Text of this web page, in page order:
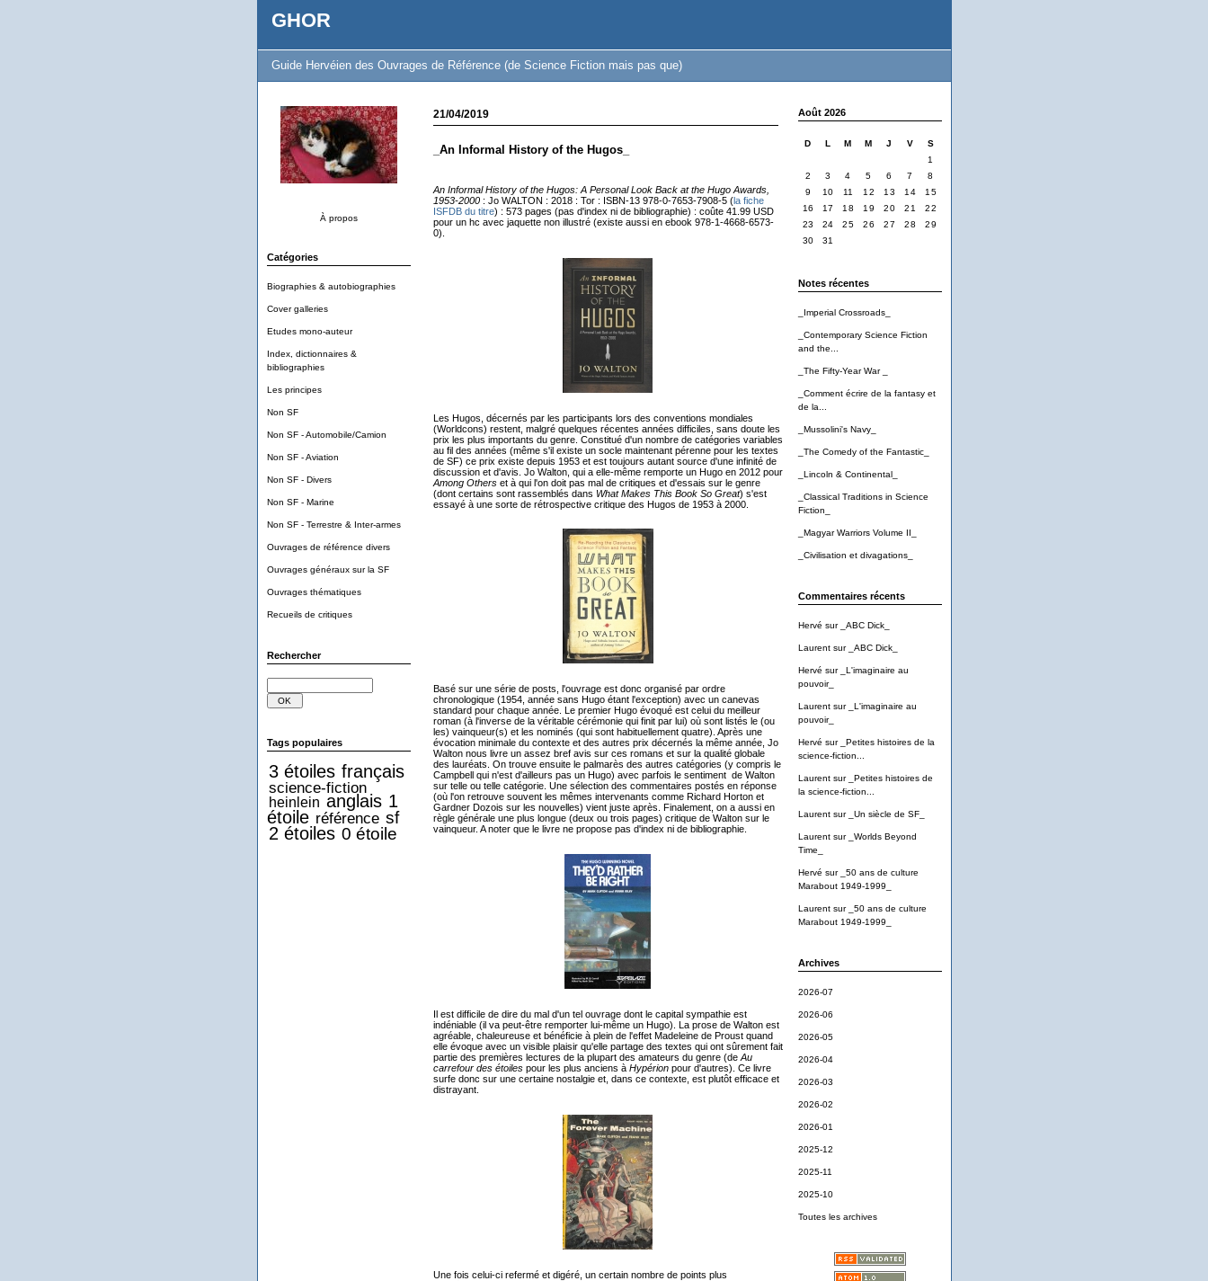
GHOR
Guide Hervéien des Ouvrages de Référence (de Science Fiction mais pas que)
À propos
Catégories
Biographies & autobiographies
Cover galleries
Etudes mono-auteur
Index, dictionnaires &
bibliographies
Les principes
Non SF
Non SF - Automobile/Camion
Non SF - Aviation
Non SF - Divers
Non SF - Marine
Non SF - Terrestre & Inter-armes
Ouvrages de référence divers
Ouvrages généraux sur la SF
Ouvrages thématiques
Recueils de critiques
Rechercher
Tags populaires
3 étoiles français
science-fiction
heinlein anglais 1
étoile référence sf
2 étoiles 0 étoile
Août 2026
D L M M J V
S
1
2
3 4 5 6 7
8
9
10 11 12 13 14
15
16
17 18 19 20 21
22
23
24 25 26 27 28
29
30
31
Notes récentes
_Imperial Crossroads_
_Contemporary Science Fiction
and the...
_The Fifty-Year War _
_Comment écrire de la fantasy et
de la...
_Mussolini's Navy_
_The Comedy of the Fantastic_
_Lincoln & Continental_
_Classical Traditions in Science
Fiction_
_Magyar Warriors Volume II_
_Civilisation et divagations_
Commentaires récents
Hervé sur _ABC Dick_
Laurentsur _ABC Dick_
Hervé sur
_L'imaginaire au
pouvoir_
Laurentsur
_L'imaginaire au
pouvoir_
Hervé sur
_Petites histoires de la
science-fiction...
Laurentsur
_Petites histoires de
la science-fiction...
Laurentsur _Un siècle de SF_
Laurentsur
_Worlds Beyond
Time_
Hervé sur
_50 ans de culture
Marabout 1949-1999_
Laurentsur
_50 ans de culture
Marabout 1949-1999_
Archives
2026-07
2026-06
2026-05
2026-04
2026-03
2026-02
2026-01
2025-12
2025-11
2025-10
Toutes les archives
21/04/2019
_An Informal History of the Hugos_
An Informal History of the Hugos: A Personal Look Back at the Hugo Awards,
1953-2000: Jo WALTON : 2018 : Tor : ISBN-13 978-0-7653-7908-5 (la fiche
ISFDB du titre) : 573 pages (pas d'index ni de bibliographie) : coûte 41.99 USD
pour un hc avec jaquette non illustré (existe aussi en ebook 978-1-4668-6573-
0).
Les Hugos, décernés par les participants lors des conventions mondiales
(Worldcons) restent, malgré quelques récentes années difficiles, sans doute les
prix les plus importants du genre. Constitué d'un nombre de catégories variables
au fil des années (même s'il existe un socle maintenant pérenne pour les textes
de SF) ce prix existe depuis 1953 et est toujours autant source d'une infinité de
discussion et d'avis. Jo Walton, qui a elle-même remporte un Hugo en 2012 pour
Among Otherset à qui l'on doit pas mal de critiques et d'essais sur le genre
(dont certains sont rassemblés dans What Makes This Book So Great) s'est
essayé à une sorte de rétrospective critique des Hugos de 1953 à 2000.
Basé sur une série de posts, l'ouvrage est donc organisé par ordre
chronologique (1954, année sans Hugo étant l'exception) avec un canevas
standard pour chaque année. Le premier Hugo évoqué est celui du meilleur
roman (à l'inverse de la véritable cérémonie qui finit par lui) où sont listés le (ou
les) vainqueur(s) et les nominés (qui sont habituellement quatre). Après une
évocation minimale du contexte et des autres prix décernés la même année, Jo
Walton nous livre un assez bref avis sur ces romans et sur la qualité globale
des lauréats. On trouve ensuite le palmarès des autres catégories (y compris le
Campbell qui n'est d'ailleurs pas un Hugo) avec parfois le sentiment de Walton
sur telle ou telle catégorie. Une sélection des commentaires postés en réponse
(où l'on retrouve souvent les mêmes intervenants comme Richard Horton et
Gardner Dozois sur les nouvelles) vient juste après. Finalement, on a aussi en
règle générale une plus longue (deux ou trois pages) critique de Walton sur le
vainqueur. A noter que le livre ne propose pas d'index ni de bibliographie.
Il est difficile de dire du mal d'un tel ouvrage dont le capital sympathie est
indéniable (il va peut-être remporter lui-même un Hugo). La prose de Walton est
agréable, chaleureuse et bénéficie à plein de l'effet Madeleine de Proust quand
elle évoque avec un visible plaisir qu'elle partage des textes qui ont sûrement fait
partie des premières lectures de la plupart des amateurs du genre (de Au
carrefour des étoilespour les plus anciens à Hypérionpour d'autres). Ce livre
surfe donc sur une certaine nostalgie et, dans ce contexte, est plutôt efficace et
distrayant.
Une fois celui-ci refermé et digéré, un certain nombre de points plus